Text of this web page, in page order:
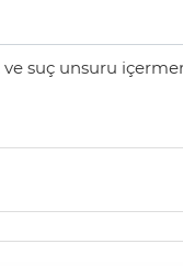
suç unsuru